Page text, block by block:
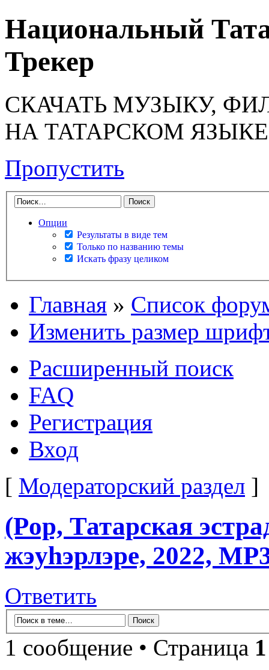
Национальный
Трекер
СКАЧАТЬ МУЗЫКУ,
НА ТАТАРСКОМ ЯЗЫКЕ
Пропустить
Опции
Результаты в виде тем
Только по названию темы
Искать фразу целиком
Главная » Список
Изменить размер
Расширенный поиск
FAQ
Регистрация
Вход
[ Модераторский раздел ]
(Pop, Татарская
жэуhэрлэре, 2022,
Ответить
1 сообщение • Страница 1